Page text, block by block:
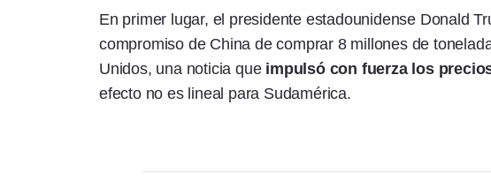
En primer lugar, el presidente estadounidense Donald
compromiso de China de comprar 8 millones de
Unidos, una noticia queimpulsó con fuerza los
efecto no es lineal para Sudamérica.